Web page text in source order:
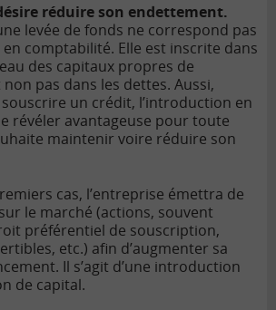
réduire son endettement.
levée de fonds ne correspond pas
comptabilité. Elle est inscrite dans
des capitaux propres de
non pas dans les dettes. Aussi,
un crédit, l’introduction en
révéler avantageuse pour toute
maintenir voire réduire son
cas, l’entreprise émettra de
le marché (actions, souvent
préférentiel de souscription,
etc.) afin d’augmenter sa
Il s’agit d’une introduction
de capital.